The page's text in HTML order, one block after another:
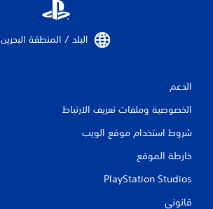
البلد / المنطقة البحرين‏
الدعم
الخصوصية وملفات تعريف الارتباط
شروط استخدام موقع الويب
خارطة الموقع
PlayStation Studios
قانوني